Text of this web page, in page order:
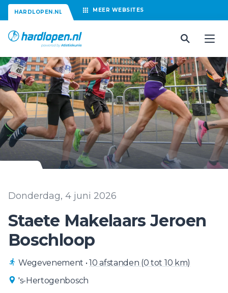
HARDLOPEN.NL MEER WEBSITES
Donderdag, 4 juni 2026
Staete Makelaars Jeroen
Boschloop
Wegevenement •10 afstanden (0 tot 10 km)
's-Hertogenbosch